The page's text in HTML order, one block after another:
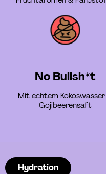
No Bullsh*t
Mit echtem
Gojibeerensaft
Hydration